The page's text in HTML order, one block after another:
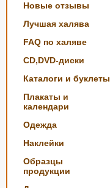
Новые отзывы
Лучшая халява
FAQ по халяве
CD,DVD-диски
Каталоги и буклеты
Плакаты и
календари
Одежда
Наклейки
Образцы
продукции